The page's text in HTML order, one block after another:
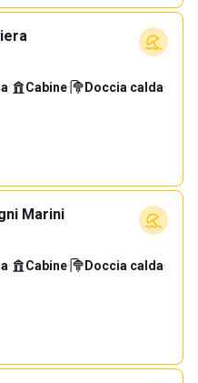
· Cabine· Doccia calda·
Marini
· Cabine· Doccia calda·